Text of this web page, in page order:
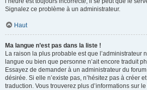
Signalez ce problème à un administrateur.
Haut
Ma langue n’est pas dans la liste !
La raison la plus probable est que l’administrateur
langue ou bien que personne n’ait encore traduit
Essayez de demander à un administrateur du
désirée. Si elle n’existe pas, n’hésitez pas à créer
traduction. Vous trouverez plus d’informations sur